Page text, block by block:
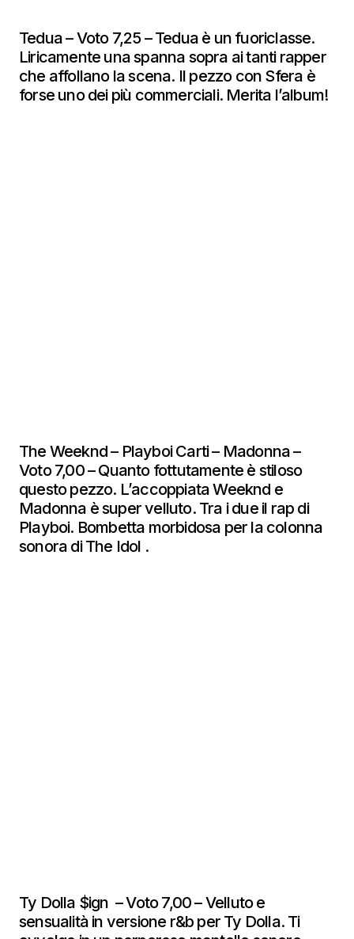
Tedua – Voto 7,25 – Tedua è un fuoriclasse.
Liricamente una spanna sopra ai tanti rapper
che affollano la scena. Il pezzo con Sfera è
forse uno dei più commerciali. Merita l’album!
The Weeknd – Playboi Carti – Madonna –
Voto 7,00 – Quanto fottutamente è stiloso
questo pezzo. L’accoppiata Weeknd e
Madonna è super velluto. Tra i due il rap di
Playboi. Bombetta morbidosa per la colonna
sonora di The Idol .
Ty Dolla $ign – Voto 7,00 – Velluto e
sensualità in versione r&b per Ty Dolla. Ti